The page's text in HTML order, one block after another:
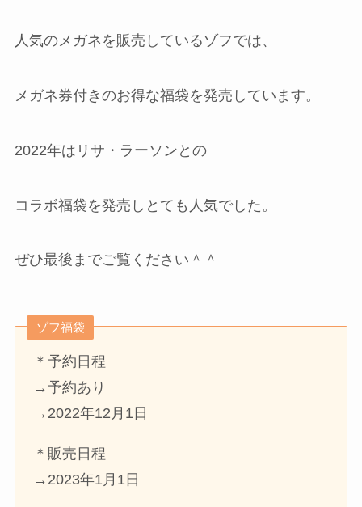
人気のメガネを販売しているゾフでは、
メガネ券付きのお得な福袋を発売しています。
2022年はリサ・ラーソンとの
コラボ福袋を発売しとても人気でした。
ぜひ最後までご覧ください＾＾
ゾフ福袋
＊予約日程
→予約あり
→2022年12月1日
＊販売日程
→2023年1月1日